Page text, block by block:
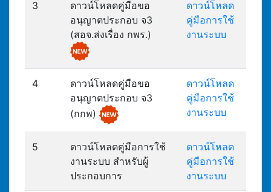
3
ดาวน์โหลดคู่มือขอ
อนุญาตประกอบ จ3
(สอจ.ส่งเรื่อง กพร.)
ดาวน์โหลด
คู่มือการใช้
งานระบบ
4
ดาวน์โหลดคู่มือขอ
อนุญาตประกอบ จ3
(กกพ)
ดาวน์โหลด
คู่มือการใช้
งานระบบ
5
ดาวน์โหลดคู่มือการใช้
งานระบบ สำหรับผู้
ประกอบการ
ดาวน์โหลด
คู่มือการใช้
งานระบบ